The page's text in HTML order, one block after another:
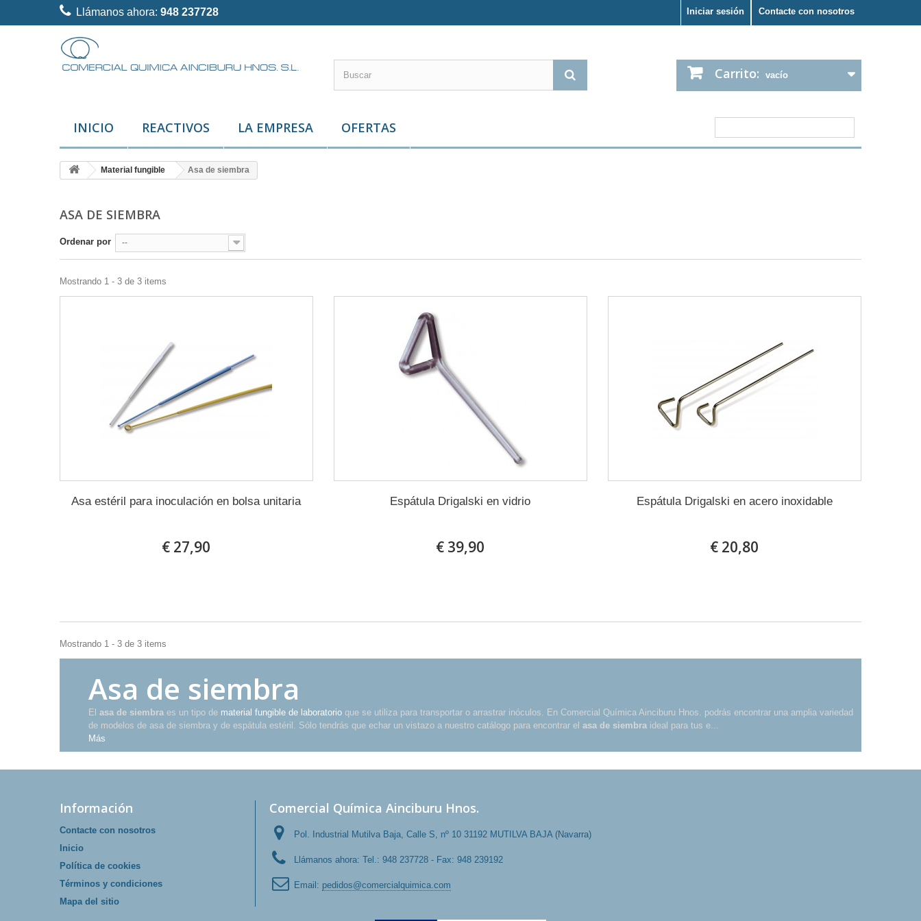
Contacte con nosotros
Llámanos ahora: 948 237728 Iniciar sesión
Carrito: vacío
INICIO REACTIVOS LA EMPRESA OFERTAS
Material fungible Asa de siembra
ASA DE SIEMBRA
Ordenar por --
Mostrando 1 - 3 de 3 items
Asa estéril para inoculación en bolsa unitaria
€ 27,90
Espátula Drigalski en vidrio
€ 39,90
Espátula Drigalski en acero inoxidable
€ 20,80
Mostrando 1 - 3 de 3 items
Asa de siembra
El asa de siembra es un tipo de material fungible de laboratorio que se utiliza para transportar o arrastrar inóculos. En Comercial Química Ainciburu Hnos. podrás encontrar una amplia variedad
de modelos de asa de siembra y de espátula estéril. Sólo tendrás que echar un vistazo a nuestro catálogo para encontrar el asa de siembra ideal para tus e...
Más
Información
Contacte con nosotros
Inicio
Política de cookies
Términos y condiciones
Mapa del sitio
Comercial Química Ainciburu Hnos.
Pol. Industrial Mutilva Baja, Calle S, nº 10 31192 MUTILVA BAJA (Navarra)
Llámanos ahora: Tel.: 948 237728 - Fax: 948 239192
Email: pedidos@comercialquimica.com